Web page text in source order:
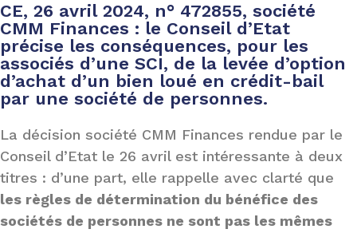
CE, 26 avril 2024, n° 472855, société
CMM Finances : le Conseil d’Etat
précise les conséquences, pour les
associés d’une SCI, de la levée d’option
d’achat d’un bien loué en crédit-bail
par une société de personnes.
La décision société CMM Finances rendue par le
Conseil d’Etat le 26 avril est intéressante à deux
titres : d’une part, elle rappelle avec clarté que
les règles de détermination du bénéfice des
sociétés de personnes ne sont pas les mêmes